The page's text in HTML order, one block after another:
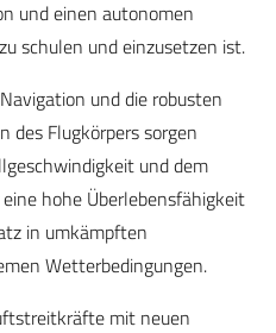
und einen autonomen
schulen und einzusetzen ist.
und die robusten
des Flugkörpers sorgen
und dem
hohe Überlebensfähigkeit
in umkämpften
Wetterbedingungen.
mit neuen